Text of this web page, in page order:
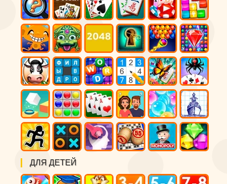
ДЛЯ ДЕТЕЙ